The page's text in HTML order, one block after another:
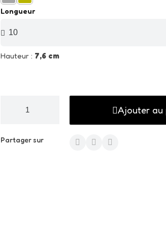
Longueur
Hauteur : 7,6 cm
Ajouter au
Partager sur